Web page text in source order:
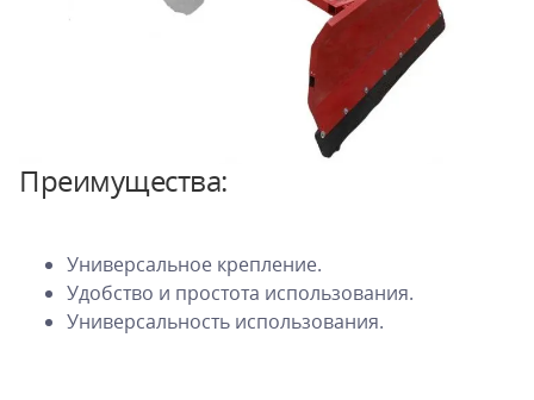
Преимущества:
Универсальное крепление.
Удобство и простота использования.
Универсальность использования.